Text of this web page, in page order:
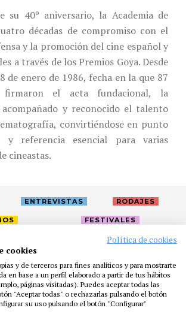
su 40º aniversario, la Academia de
décadas de compromiso con el
y la promoción del cine español y
a través de los Premios Goya. Desde
de enero de 1986, fecha en la que 87
firmaron el acta fundacional, la
y reconocido el talento
convirtiéndose en punto
y referencia esencial para varias
cineastas.
ENTREVISTAS RODAJES
FESTIVALES
RESIDENCIAS
AYUDAS
PUBLICACIONES
CONTACTO
Política de cookies
cookies
y de terceros para fines analíticos y para mostrarte
en base a un perfil elaborado a partir de tus hábitos
páginas visitadas). Puedes aceptar todas las
"Aceptar todas" o rechazarlas pulsando el botón
su uso pulsando el botón "Configurar"